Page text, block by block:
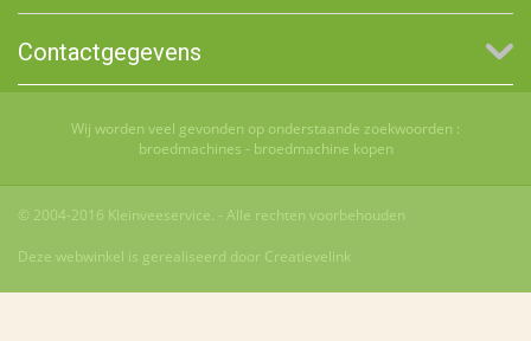
Contactgegevens
Wij worden veel gevonden op onderstaande zoekwoorden :
broedmachines - broedmachine kopen
© 2004-2016 Kleinveeservice. - Alle rechten voorbehouden
Deze webwinkel is gerealiseerd door Creatievelink